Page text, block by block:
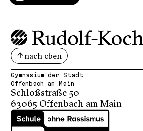
nach oben
Gymnasium der Stadt
Offenbach am Main
Schloßstraße 50
63065 Offenbach am Main